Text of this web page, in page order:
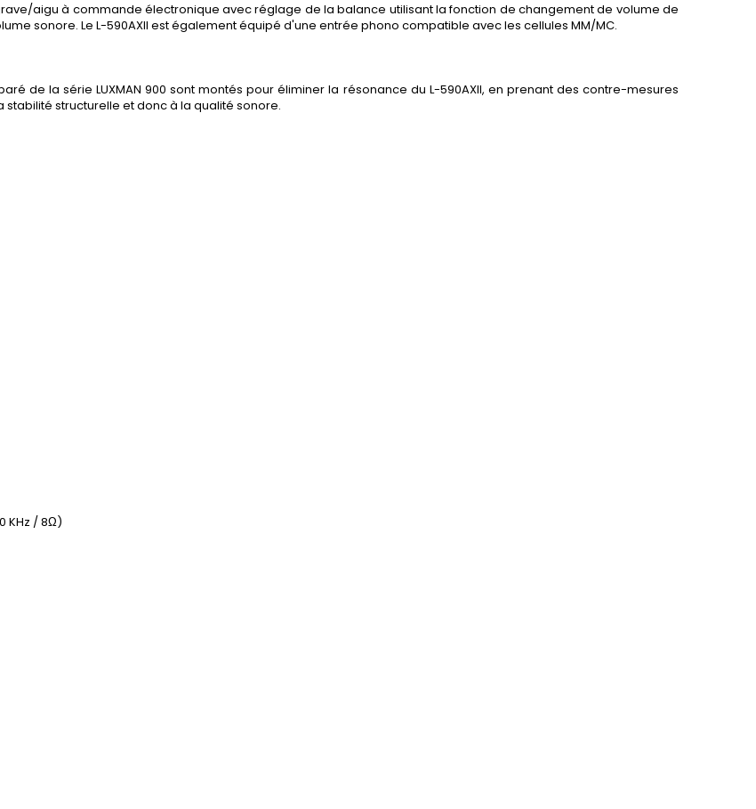
aigu à commande électronique avec réglage de la balance utilisant la fonction de changement de volume de
sonore. Le L-590AXII est également équipé d'une entrée phono compatible avec les cellules MM/MC.
de la série LUXMAN 900 sont montés pour éliminer la résonance du L-590AXII, en prenant des contre-mesures
structurelle et donc à la qualité sonore.
KHz / 8Ω)